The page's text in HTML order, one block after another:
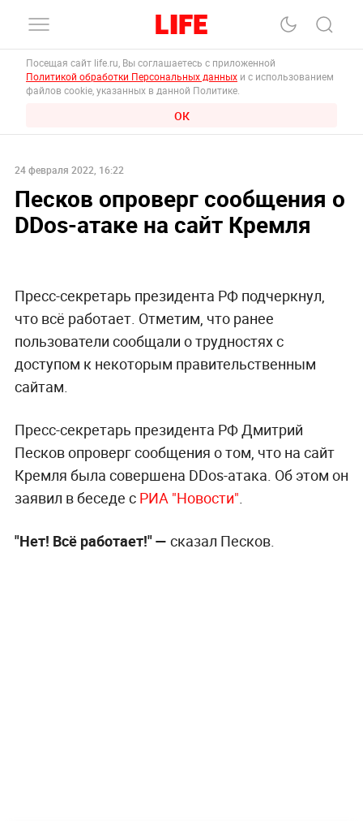
Посещая сайт life.ru, Вы соглашаетесь с приложенной
Политикой обработки Персональных данных и с использованием
файлов cookie, указанных в данной Политике.
ОК
24 февраля 2022, 16:22
Песков опроверг сообщения о
DDos-атаке на сайт Кремля
Пресс-секретарь президента РФ подчеркнул,
что всё работает. Отметим, что ранее
пользователи сообщали о трудностях с
доступом к некоторым правительственным
сайтам.
Пресс-секретарь президента РФ Дмитрий
Песков опроверг сообщения о том, что на сайт
Кремля была совершена DDos-атака. Об этом он
заявил в беседе с РИА "Новости"
"Нет! Всё работает!" — сказал Песков.